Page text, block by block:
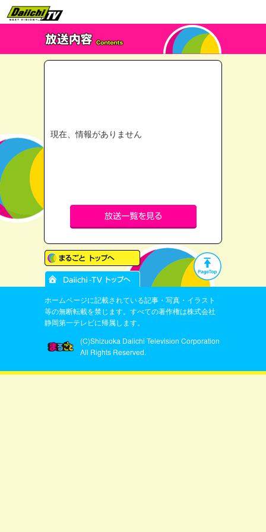
現在、情報がありません
ホームページに記載されている記事・写真・イラスト
等の無断転載を禁じます。すべての著作権は株式会社
静岡第一テレビに帰属します。
(C)Shizuoka Daiichi Television Corporation
All Rights Reserved.